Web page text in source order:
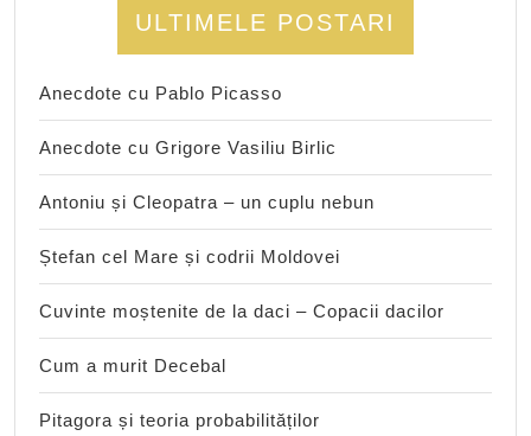
ULTIMELE POSTARI
Anecdote cu Pablo Picasso
Anecdote cu Grigore Vasiliu Birlic
Antoniu și Cleopatra – un cuplu nebun
Ștefan cel Mare și codrii Moldovei
Cuvinte moștenite de la daci – Copacii dacilor
Cum a murit Decebal
Pitagora și teoria probabilităților